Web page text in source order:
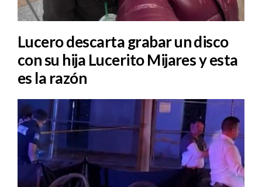
Lucero descarta grabar un disco
con su hija Lucerito Mijares y esta
es la razón